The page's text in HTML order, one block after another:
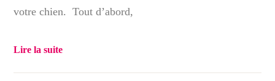
votre chien. Tout d’abord,
Lire la suite